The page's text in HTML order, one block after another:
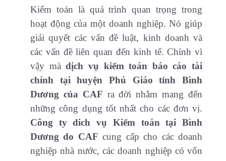
Kiểm toán là quá trình quan trọng trong
hoạt động của một doanh nghiệp. Nó giúp
giải quyết các vấn đề luật, kinh doanh và
các vấn đề liên quan đến kinh tế. Chính vì
vậy màdịch vụ kiểm toán báo cáo tài
chính tại huyện Phú Giáo tỉnh Bình
Dương của CAF ra đời nhằm mang đến
những công dụng tốt nhất cho các đơn vị.
Công ty dich vụ Kiểm toán tại Bình
Dương do CAF cung cấp cho các doanh
nghiệp nhà nước, các doanh nghiệp có vốn